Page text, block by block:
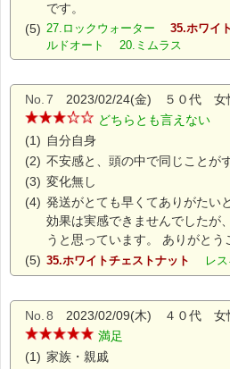
です。
(5) 27.ロックウォーター 35.ホワイ
ルドオート 20.ミムラス
No. 7 2023/02/24(金) ５０代 女
どちらとも言えない
(1) 自分自身
(2) 不安感と、頭の中で同じことが
(3) 変化無し
(4) 発送がとても早くてありがたい
効果は実感できませんでしたが
うと思っています。 ありがとう
(5) 35.ホワイトチェストナット レ
No. 8 2023/02/09(木) ４０代 女
満足
(1) 家族・親戚